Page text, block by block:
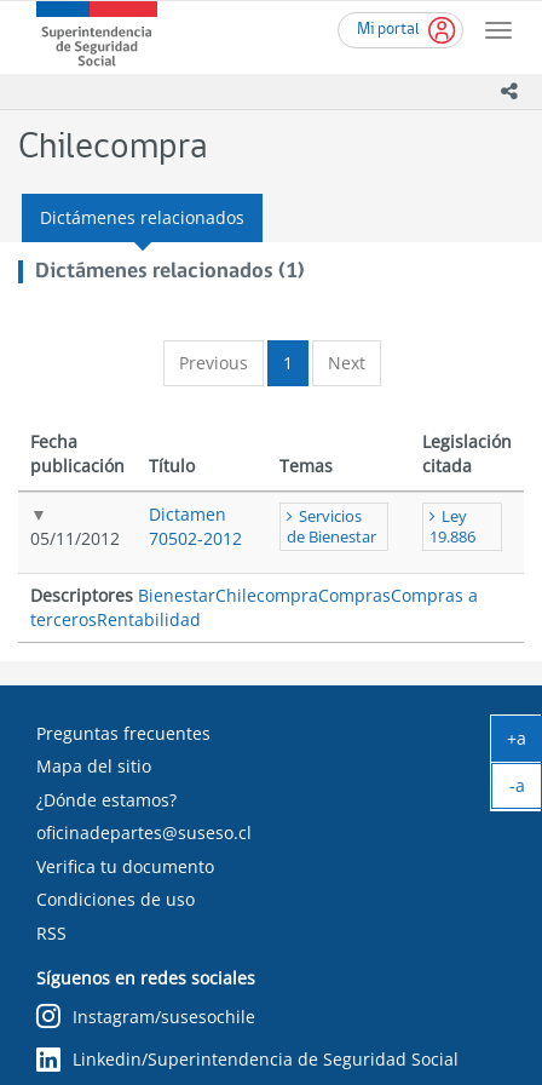
contenido
Mi portal
Toggle
Superintendencia
de
(SUSESO)
-
de
Chile
Chilecompra
Dictámenes relacionados
Dictámenes relacionados (1)
Previous 1 Next
Fecha
publicación
Título Temas
Legislación
citada
05/11/2012
Dictamen
70502-2012
Servicios
de Bienestar
Ley
19.886
Descriptores BienestarChilecompraComprasCompras a
tercerosRentabilidad
Preguntas frecuentes
Mapa del sitio
¿Dónde estamos?
oficinadepartes@suseso.cl
Verifica tu documento
Condiciones de uso
RSS
Síguenos en redes sociales
Instagram/susesochile
Linkedin/Superintendencia de Seguridad Social
+a
-a